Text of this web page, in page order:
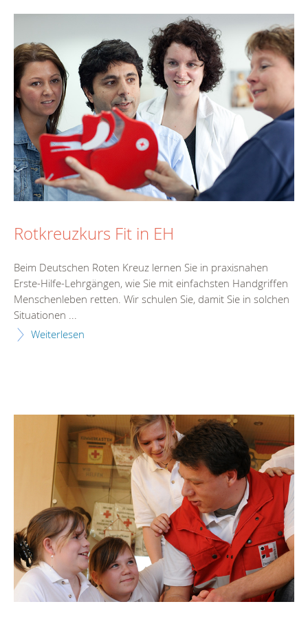
Rotkreuzkurs Fit in EH
Beim Deutschen Roten Kreuz lernen Sie in praxisnahen
Erste-Hilfe-Lehrgängen, wie Sie mit einfachsten Handgriffen
Menschenleben retten. Wir schulen Sie, damit Sie in solchen
Situationen ...
Weiterlesen